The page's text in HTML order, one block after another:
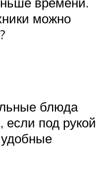
можно
блюда
если под рукой